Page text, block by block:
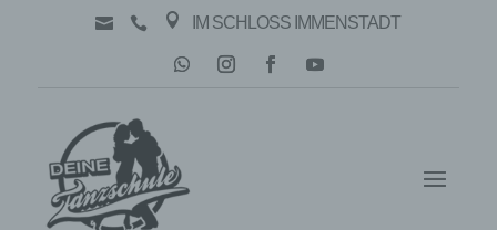
   IM SCHLOSS IMMENSTADT